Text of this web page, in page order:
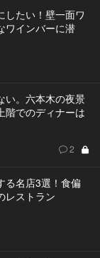
したい！壁一面ワ
ワインバーに潜
い。六本木の夜景
階でのディナーは
2
る名店3選！食偏
レストラン